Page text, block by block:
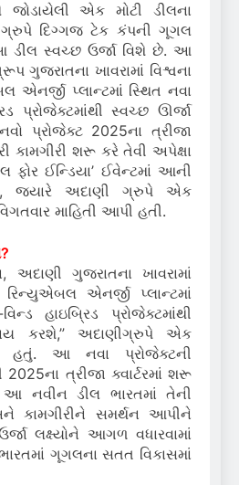
એક મોટી ડીલના
દિગ્ગજ ટેક કંપની ગૂગલ
ડીલ સ્વચ્છ ઉર્જા વિશે છે. આ
ગુજરાતના ખાવરામાં વિશ્વના
એનર્જી પ્લાન્ટમાં સ્થિત નવા
પ્રોજેક્ટમાંથી સ્વચ્છ ઊર્જા
પ્રોજેક્ટ 2025ના ત્રીજા
કામગીરી શરૂ કરે તેવી અપેક્ષા
ઈન્ડિયા’ ઈવેન્ટમાં આની
જ્યારે અદાણી ગ્રુપે એક
માહિતી આપી હતી.
અદાણી ગુજરાતના ખાવરામાં
રિન્યુએબલ એનર્જી પ્લાન્ટમાં
હાઇબ્રિડ પ્રોજેક્ટમાંથી
કરશે,” અદાણીગ્રુપે એક
હતું. આ નવા પ્રોજેક્ટની
2025ના ત્રીજા ક્વાર્ટરમાં શરૂ
આ નવીન ડીલ ભારતમાં તેની
કામગીરીને સમર્થન આપીને
લક્ષ્યોને આગળ વધારવામાં
ગૂગલના સતત વિકાસમાં